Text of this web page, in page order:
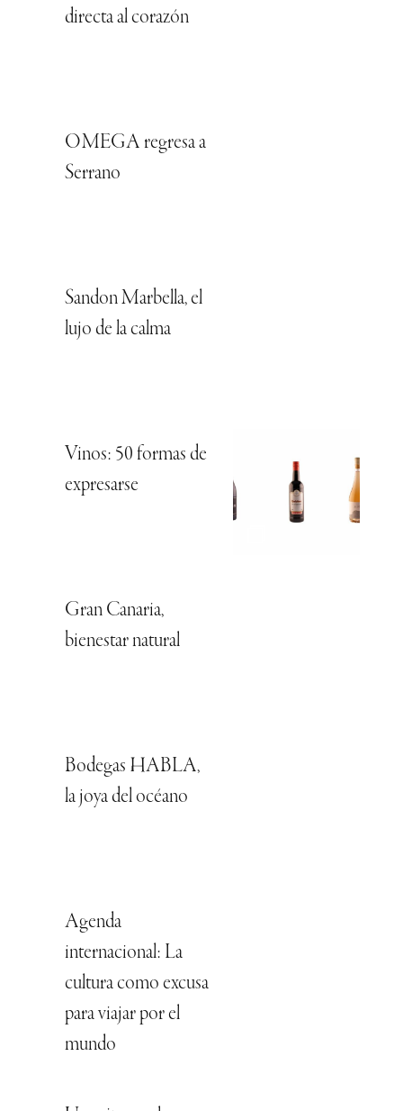
directa al corazón
OMEGA regresa a
Serrano
Sandon Marbella, el
lujo de la calma
Vinos: 50 formas de
expresarse
Gran Canaria,
bienestar natural
Bodegas HABLA,
la joya del océano
Agenda
internacional: La
cultura como excusa
para viajar por el
mundo